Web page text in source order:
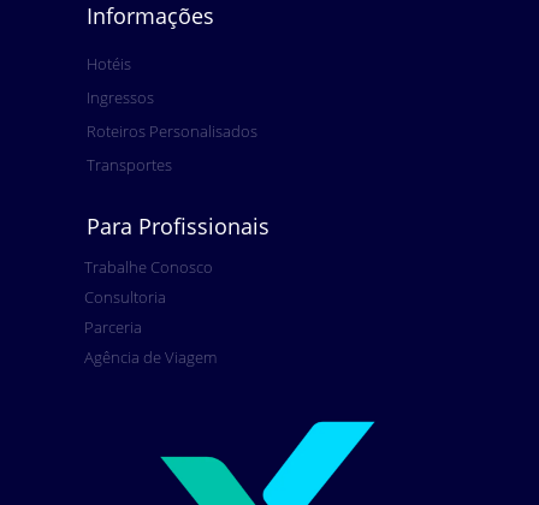
Informações
Hotéis
Ingressos
Roteiros Personalisados
Transportes
Para Profissionais
Trabalhe Conosco
Consultoria
Parceria
Agência de Viagem